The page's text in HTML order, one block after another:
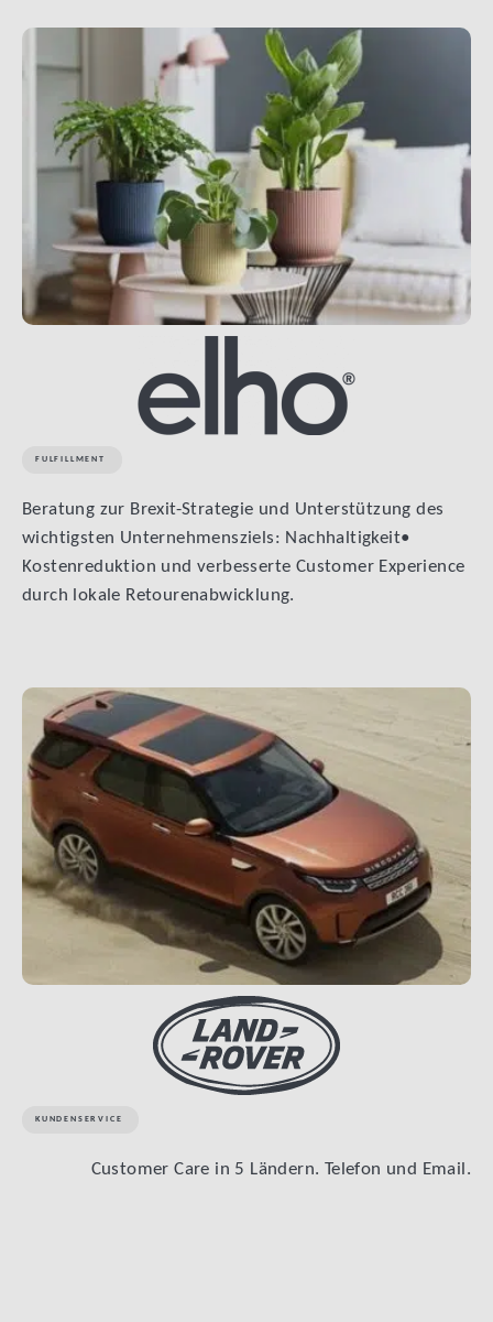
FULFILLMENT
Beratung zur Brexit-Strategie und Unterstützung des
wichtigsten Unternehmensziels: Nachhaltigkeit•
Kostenreduktion und verbesserte Customer Experience
durch lokale Retourenabwicklung.
KUNDENSERVICE
Customer Care in 5 Ländern. Telefon und Email.